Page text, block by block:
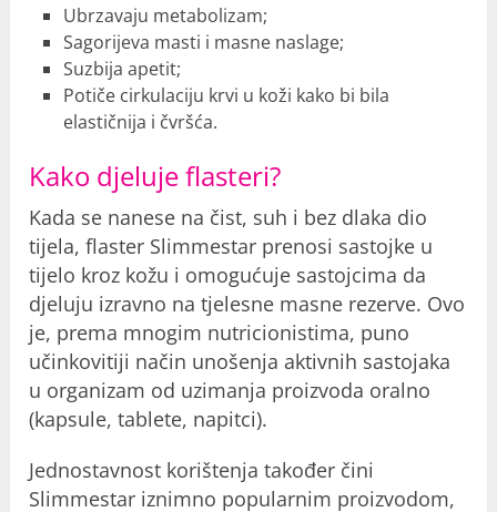
Ubrzavaju metabolizam;
Sagorijeva masti i masne naslage;
Suzbija apetit;
Potiče cirkulaciju krvi u koži kako bi bila
elastičnija i čvršća.
Kako djeluje flasteri?
Kada se nanese na čist, suh i bez dlaka dio
tijela, flaster Slimmestar prenosi sastojke u
tijelo kroz kožu i omogućuje sastojcima da
djeluju izravno na tjelesne masne rezerve. Ovo
je, prema mnogim nutricionistima, puno
učinkovitiji način unošenja aktivnih sastojaka
u organizam od uzimanja proizvoda oralno
(kapsule, tablete, napitci).
Jednostavnost korištenja također čini
Slimmestar iznimno popularnim proizvodom,